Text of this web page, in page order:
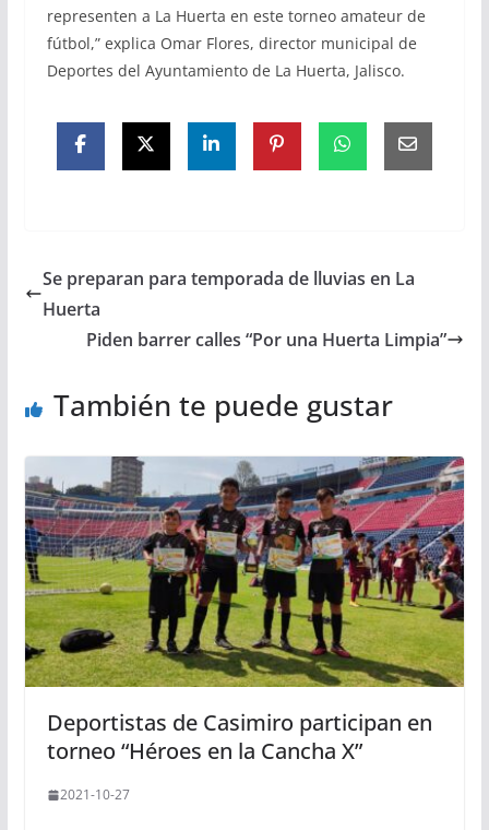
representen a La Huerta en este torneo amateur de
fútbol,” explica Omar Flores, director municipal de
Deportes del Ayuntamiento de La Huerta, Jalisco.
Se preparan para temporada de lluvias en La
Huerta
Piden barrer calles “Por una Huerta Limpia”
También te puede gustar
Deportistas de Casimiro participan en
torneo “Héroes en la Cancha X”
2021-10-27